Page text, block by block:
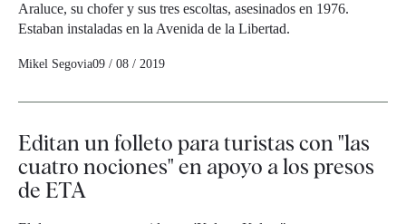
Araluce, su chofer y sus tres escoltas, asesinados en 1976.
Estaban instaladas en la Avenida de la Libertad.
Mikel Segovia09 / 08 / 2019
Editan un folleto para turistas con "las
cuatro nociones" en apoyo a los presos
de ETA